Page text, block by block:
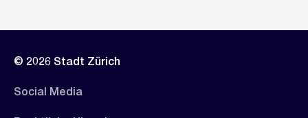
© 2026 Stadt Zürich
Social Media